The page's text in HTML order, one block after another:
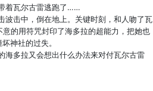
着瓦尔古雷逃跑了……
击中，倒在地上。关键时刻，和人吻了瓦
的用符咒封印了海多拉的超能力，把她也
神社的过失。
多拉又会想出什么办法来对付瓦尔古雷